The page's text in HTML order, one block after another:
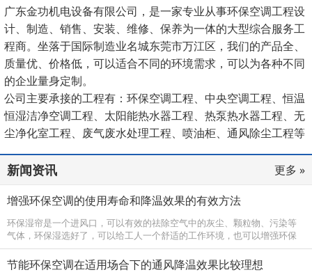
广东金功机电设备有限公司，是一家专业从事环保空调工程设
计、制造、销售、安装、维修、保养为一体的大型综合服务工
程商。坐落于国际制造业名城东莞市万江区，我们的产品全、
质量优、价格低，可以适合不同的环境需求，可以为各种不同
的企业量身定制。
公司主要承接的工程有：环保空调工程、中央空调工程、恒温
恒湿洁净空调工程、太阳能热水器工程、热泵热水器工程、无
尘净化室工程、废气废水处理工程、喷油柜、通风除尘工程等
领域。
新闻资讯
更多 »
增强环保空调的使用寿命和降温效果的有效方法
环保湿帘是一个进风口，可以有效的祛除空气中的灰尘、颗粒物、污染等
气体，环保湿选好了，可以给工人一个舒适的工作环境，也可以增强环保
空调的使用寿命和降温效果。 环保空调为保证送风阻力最小，从主机接出
的风管曲...
节能环保空调在适用场合下的通风降温效果比较理想